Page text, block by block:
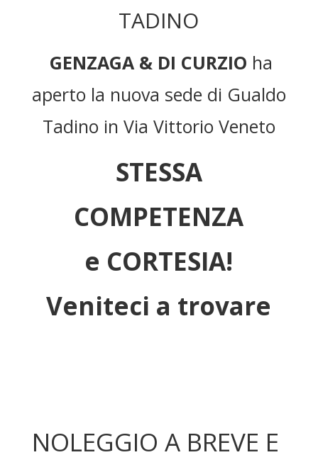
TADINO
GENZAGA & DI CURZIO ha
aperto la nuova sede di Gualdo
Tadino in Via Vittorio Veneto
STESSA
COMPETENZA
e CORTESIA!
Veniteci a trovare
NOLEGGIO A BREVE E